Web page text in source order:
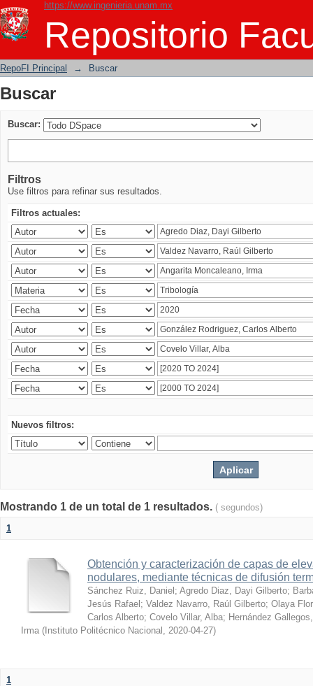
https://www.ingenieria.unam.mx
Repositorio
Buscar
RepoFI Principal → Buscar
Buscar
Buscar:
Filtros
Use filtros para refinar sus resultados.
Filtros actuales:
Nuevos filtros:
Mostrando 1 de un total de 1 resultados. ( segundos)
1
Obtención y caracterización de capas de
nodulares, mediante técnicas de difusión
Sánchez Ruiz, Daniel ; Agredo Diaz, Dayi Gilberto;
Jesús Rafael ; Valdez Navarro, Raúl Gilberto; Olaya
Carlos Alberto; Covelo Villar, Alba; Hernández
Irma ( Instituto Politécnico Nacional , 2020-04-27)
1